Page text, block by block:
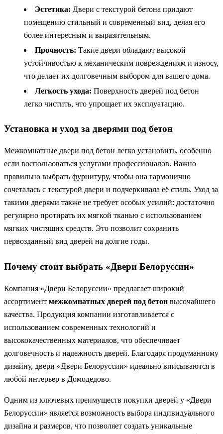
Эстетика: Двери с текстурой бетона придают
помещению стильный и современный вид, делая его
более интересным и выразительным.
Прочность: Такие двери обладают высокой
устойчивостью к механическим повреждениям и износу,
что делает их долговечным выбором для вашего дома.
Легкость ухода: Поверхность дверей под бетон
легко чистить, что упрощает их эксплуатацию.
Установка и уход за дверями под бетон
Межкомнатные двери под бетон легко установить, особенно
если воспользоваться услугами профессионалов. Важно
правильно выбрать фурнитуру, чтобы она гармонично
сочеталась с текстурой двери и подчеркивала её стиль. Уход за
такими дверями также не требует особых усилий: достаточно
регулярно протирать их мягкой тканью с использованием
мягких чистящих средств. Это позволит сохранить
первозданный вид дверей на долгие годы.
Почему стоит выбрать «Двери Белоруссии»
Компания «Двери Белоруссии» предлагает широкий
ассортимент межкомнатных дверей под бетон высочайшего
качества. Продукция компании изготавливается с
использованием современных технологий и
высококачественных материалов, что обеспечивает
долговечность и надежность дверей. Благодаря продуманному
дизайну, двери «Двери Белоруссии» идеально вписываются в
любой интерьер в Домодедово.
Одним из ключевых преимуществ покупки дверей у «Двери
Белоруссии» является возможность выбора индивидуального
дизайна и размеров, что позволяет создать уникальные